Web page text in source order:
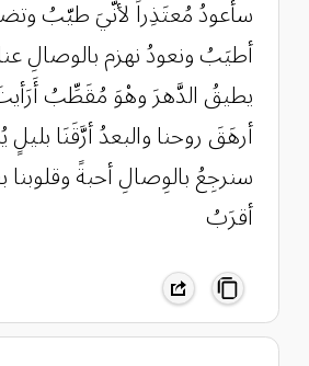
سأعودُ مُعتَذِراً لأنّيَ طيّبُ
أطيَبُ ‏ونعودُ نهزم بالوصالِ
يطيقُ الدَّهرَ وهْوَ مُقَطِّبُ
أرهَقَ روحنا ‏والبعدُ أرَّقَنَا
سنرجِعُ بالوِصالِ أحبةً ‏وقلوبنا
أقرَبُ